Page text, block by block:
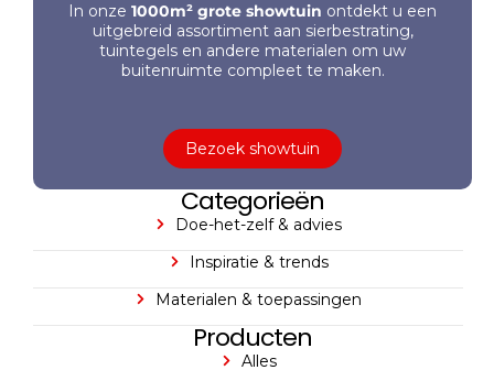
In onze 1000m² grote showtuin ontdekt u een
uitgebreid assortiment aan sierbestrating,
tuintegels en andere materialen om uw
buitenruimte compleet te maken.
Bezoek showtuin
Categorieën
Doe-het-zelf & advies
Inspiratie & trends
Materialen & toepassingen
Producten
Alles